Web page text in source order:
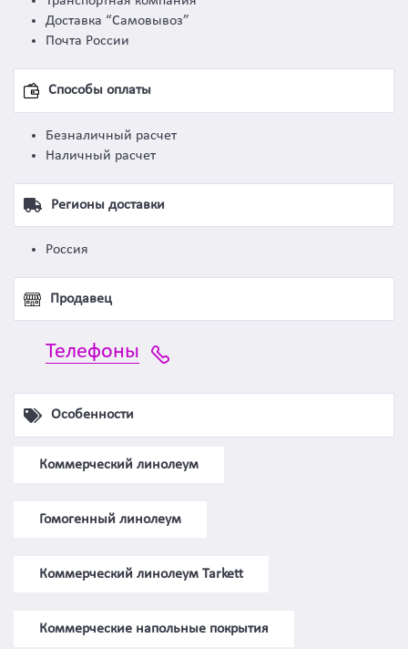
Доставка “Самовывоз”
Почта России
Способы оплаты
Безналичный расчет
Наличный расчет
Регионы доставки
Россия
Продавец
Телефоны
Особенности
Коммерческий линолеум
Гомогенный линолеум
Коммерческий линолеум Tarkett
Коммерческие напольные покрытия